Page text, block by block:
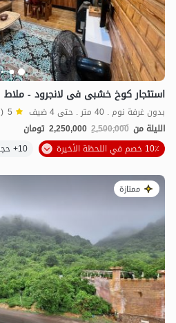
2.5مليون ت
استئجار کوخ خشبی فی لانجرود - ملاط
بدون غرفة نوم . 40 متر . حتى 4 ضيف 5 (6 تعليق)
الليلة من 2,500,000
2,250,000 تومان
10٪ خصم في اللحظة الأخيرة
10+ حجز ناجح
ممتازة